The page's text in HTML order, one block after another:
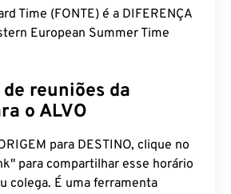
Time (FONTE) é a DIFERENÇA
European Summer Time
reuniões da
o ALVO
para DESTINO, clique no
para compartilhar esse horário
colega. É uma ferramenta